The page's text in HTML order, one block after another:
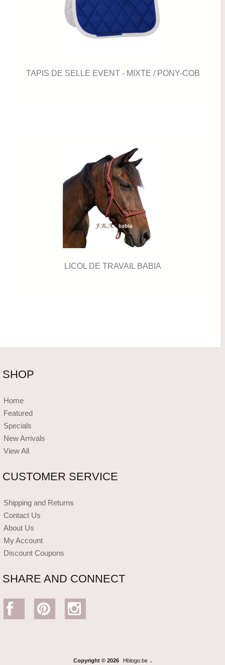
TAPIS DE SELLE EVENT - MIXTE / PONY-COB
LICOL DE TRAVAIL BABIA
SHOP
Home
Featured
Specials
New Arrivals
View All
CUSTOMER SERVICE
Shipping and Returns
Contact Us
About Us
My Account
Discount Coupons
SHARE AND CONNECT
Copyright © 2026 Hblogo.be .